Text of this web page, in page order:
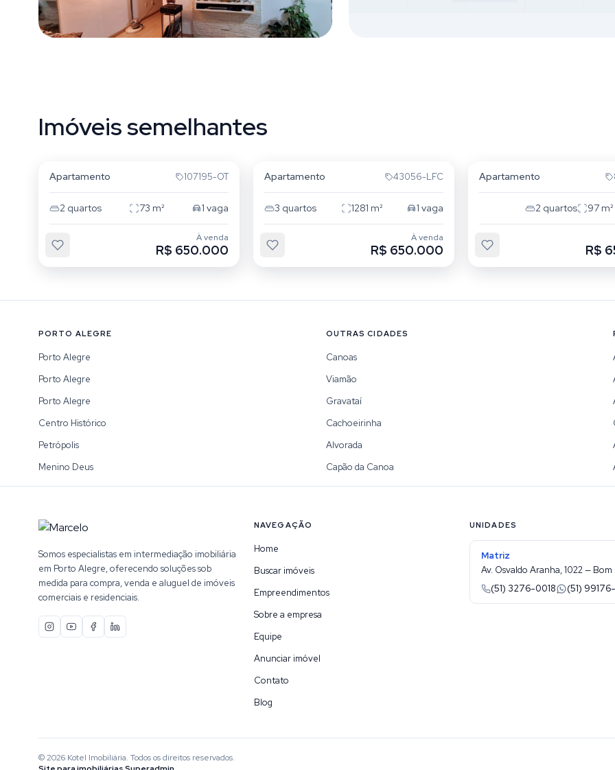
Imóveis semelhantes
Apartamento 107195-OT
2 quartos 73 m² 1 vaga
À venda
R$ 650.000
Apartamento 43056-LFC
3 quartos 1281 m² 1 vaga
À venda
R$ 650.000
Apartamento
2 quartos 97m²
R$
PORTO ALEGRE
Porto Alegre
Porto Alegre
Porto Alegre
Centro Histórico
Petrópolis
Menino Deus
OUTRAS CIDADES
Canoas
Viamão
Gravataí
Cachoeirinha
Alvorada
Capão da Canoa
Somos especialistas em intermediação imobiliária
em Porto Alegre, oferecendo soluções sob
medida para compra, venda e aluguel de imóveis
comerciais e residenciais.
NAVEGAÇÃO
Home
Buscar imóveis
Empreendimentos
Sobre a empresa
Equipe
Anunciar imóvel
Contato
Blog
UNIDADES
Matriz
Av. Osvaldo Aranha, 1022 —
(51) 3276-0018
(51)
©2026 Kotel Imobiliária. Todos os direitos reservados.